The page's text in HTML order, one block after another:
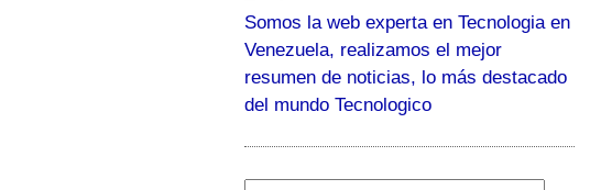
Somos la web experta en Tecnologia en
Venezuela, realizamos el mejor
resumen de noticias, lo más destacado
del mundo Tecnologico